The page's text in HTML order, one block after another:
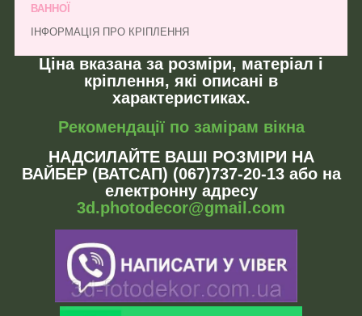
ВАННОЇ
ІНФОРМАЦІЯ ПРО КРІПЛЕННЯ
Ціна вказана за розміри, матеріал і
кріплення, які описані в
характеристиках.
Рекомендації по замірам вікна
НАДСИЛАЙТЕ ВАШІ РОЗМІРИ НА
ВАЙБЕР (ВАТСАП) (067)737-20-13 або на
електронну адресу
3d.photodecor@gmail.com